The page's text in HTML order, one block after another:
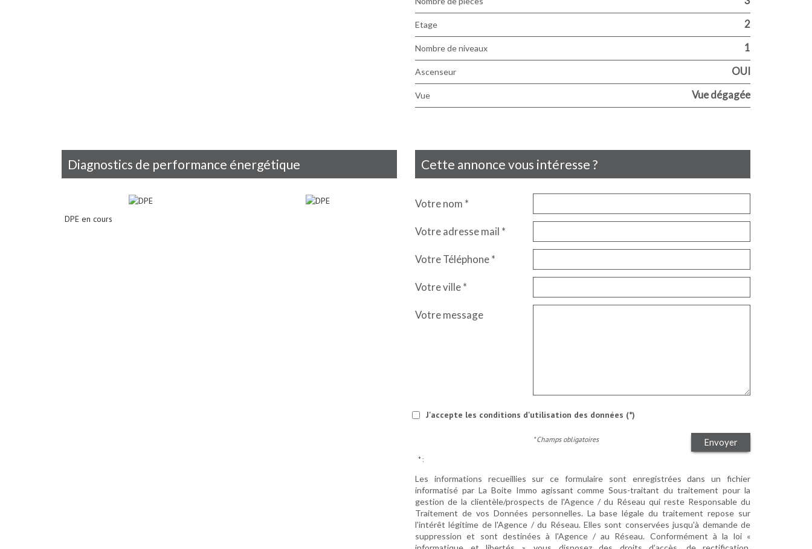
Etage 2
Nombre de niveaux 1
Ascenseur OUI
Vue Vue dégagée
diagnostics de performance énergétique
DPE en cours
cette annonce vous intéresse ?
Votre nom *
Votre adresse mail *
Votre Téléphone *
Votre ville *
Votre message
J'accepte les conditions d'utilisation des données (*)
Envoyer
* Champs obligatoires
* :
Les informations recueillies sur ce formulaire sont enregistrées dans un fichier
informatisé par La Boite Immo agissant comme Sous-traitant du traitement pour la
gestion de la clientèle/prospects de l'Agence / du Réseau qui reste Responsable du
Traitement de vos Données personnelles. La base légale du traitement repose sur
l'intérêt légitime de l'Agence / du Réseau. Elles sont conservées jusqu'à demande de
suppression et sont destinées à l'Agence / au Réseau. Conformément à la loi «